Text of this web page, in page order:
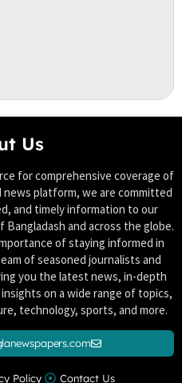
Us
for comprehensive coverage of
news platform, we are committed
and timely information to our
and across the globe.
of staying informed in
of seasoned journalists and
you the latest news, in-depth
on a wide range of topics,
technology, sports, and more.
Policy Contact Us